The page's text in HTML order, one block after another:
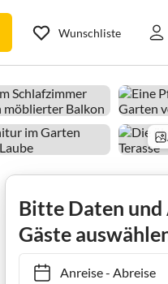
Wunschliste
Bitte Daten und
Gäste
Anreise- Abreise